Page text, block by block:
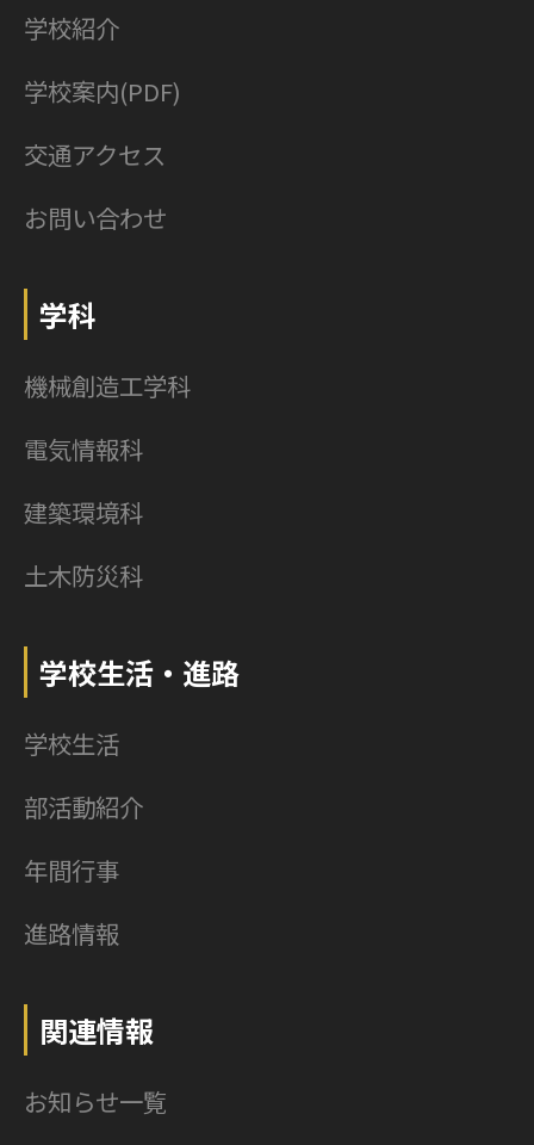
学校紹介
学校案内(PDF)
交通アクセス
お問い合わせ
学科
機械創造工学科
電気情報科
建築環境科
土木防災科
学校生活・進路
学校生活
部活動紹介
年間行事
進路情報
関連情報
お知らせ一覧